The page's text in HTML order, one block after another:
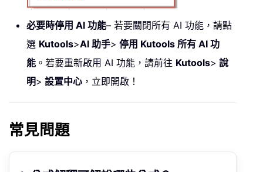
必要時停用 AI 功能– 若要關閉所有 AI 功能，請點
選 Kutools>AI 助手> 停用 Kutools 所有 AI 功
能 。若要重新啟用 AI 功能，請前往 Kutools> 說
明> 設置中心 ，立即開啟！
常見問題